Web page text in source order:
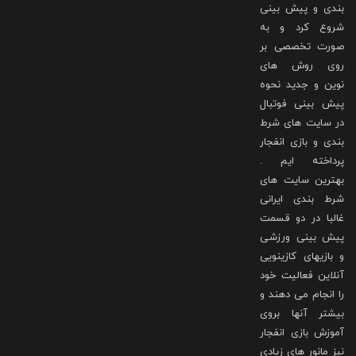
بندی و پیش بینی
شروع کرد و به
صورت تخصصی بر
روی روش های
نوین و جدید نحوه
پیش بینی فوتبال
در سایت های شرط
بندی و بازی انفجار
پرداخته ایم .
بهترین سایت های
شرط بندی ایرانی
غالبا در دو قسمت
پیش بینی ورزشی
و بازیهای کازینویی
آنلاین فعالیت خود
را انجام می دهند و
بیشتر آنها بروی
آموزش بازی انفجار
نیز مانور های زیادی